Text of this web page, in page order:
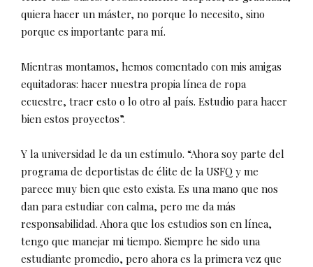
quiera hacer un máster, no porque lo necesito, sino
porque es importante para mí.
Mientras montamos, hemos comentado con mis amigas
equitadoras: hacer nuestra propia línea de ropa
ecuestre, traer esto o lo otro al país. Estudio para hacer
bien estos proyectos”.
Y la universidad le da un estímulo. “Ahora soy parte del
programa de deportistas de élite de la USFQ y me
parece muy bien que esto exista. Es una mano que nos
dan para estudiar con calma, pero me da más
responsabilidad. Ahora que los estudios son en línea,
tengo que manejar mi tiempo. Siempre he sido una
estudiante promedio, pero ahora es la primera vez que